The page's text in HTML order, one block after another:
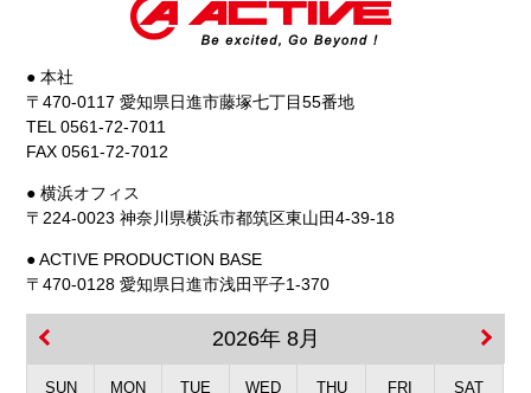
● 本社
〒470-0117 愛知県日進市藤塚七丁目55番地
TEL 0561-72-7011
FAX 0561-72-7012
● 横浜オフィス
〒224-0023 神奈川県横浜市都筑区東山田4-39-18
● ACTIVE PRODUCTION BASE
〒470-0128 愛知県日進市浅田平子1-370
2026年 8月
SUN MON TUE WED THU FRI SAT